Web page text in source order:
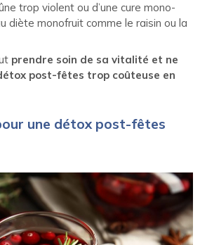
trop violent ou d’une cure mono-
diète monofruit comme le raisin ou la
prendre soin de sa vitalité et ne
post-fêtes trop coûteuse en
une détox post-fêtes